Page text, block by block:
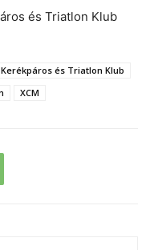
és Triatlon Klub
és Triatlon Klub
XCM